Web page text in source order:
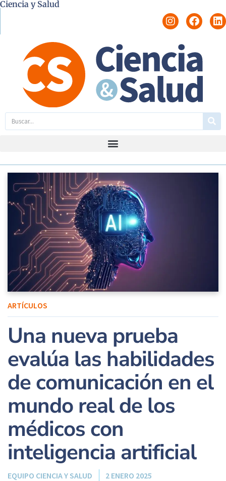
Ciencia y Salud
ARTÍCULOS
Una nueva prueba
evalúa las habilidades
de comunicación en el
mundo real de los
médicos con
inteligencia artificial
EQUIPO CIENCIA Y SALUD 2 ENERO 2025